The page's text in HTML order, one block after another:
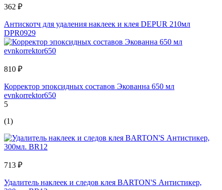
362 ₽
Антискотч для удаления наклеек и клея DEPUR 210мл
DPR0929
810 ₽
Корректор эпоксидных составов Экованна 650 мл
evnkorrektor650
5
(1)
713 ₽
Удалитель наклеек и следов клея BARTON'S Антистикер,